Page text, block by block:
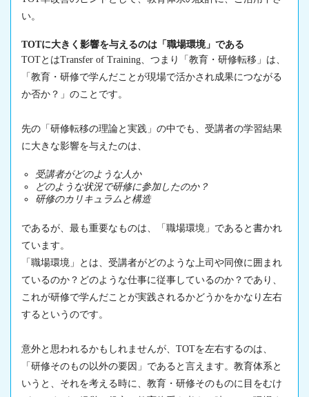
い。
TOTに大きく影響を与えるのは「職場環境」である
TOTとはTransfer of Training、つまり「教育・研修転移」は、
「教育・研修で学んだことが現場で活かされ成果につながる
か否か？」のことです。
先の「研修転移の理論と実践」の中でも、受講者の学習結果
に大きな影響を与えたのは、
受講者がどのような人か
どのような状況で研修に参加したのか？
研修のカリキュラムと構造
であるが、最も重要なものは、「職場環境」であると書かれ
ています。
「職場環境」とは、受講者がどのような上司や同僚に囲まれ
ているのか？どのような仕事に従事しているのか？であり、
これが研修で学んだことが実践されるかどうかをかなり左右
するというのです。
意外と思われるかもしれませんが、TOTを左右するのは、
「研修そのもの以外の要因」であると言えます。教育体系と
いうと、それを考える時に、教育・研修そのものに目をむけ